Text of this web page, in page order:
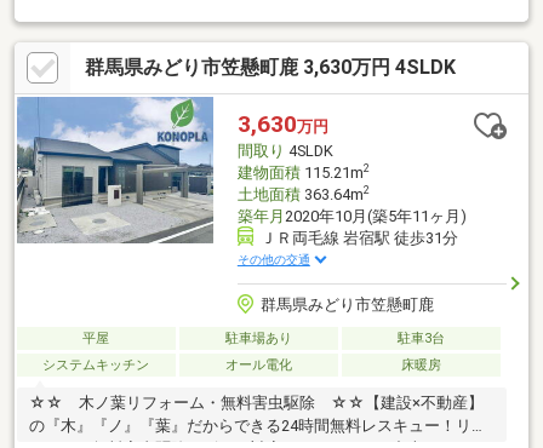
ターサービスがついており、住んでからの安心をずっとお届けし
ます！内覧時に、無料相談・お見積りも物件ごとに作成可能！！
オウチ探しも、リフォームも一緒に相談できます！＼弊社には、
『きつね隊』・『ゴリラ隊』という無料かけつけサービスの仕組
みが、整っています♪／住んでからのお家トラブル、緊急対応も承
っております♪お家のこと、すべて木ノ葉プランニングにお任せく
ださい＾＾
群馬県みどり市笠懸町鹿 3,630万円 4SLDK
3,630万円
間取り 4SLDK
建物面積115.21m2
土地面積363.64m2
築年月 2020年10月(築5年11ヶ月)
ＪＲ両毛線 岩宿駅 徒歩31分
その他の交通
群馬県みどり市笠懸町鹿
平屋 駐車場あり
駐車3台
システムキッチン
オール電化 床暖房
☆☆ 木ノ葉リフォーム・無料害虫駆除 ☆☆【建設×不動産】
の『木』『ノ』『葉』だからできる24時間無料レスキュー！リフ